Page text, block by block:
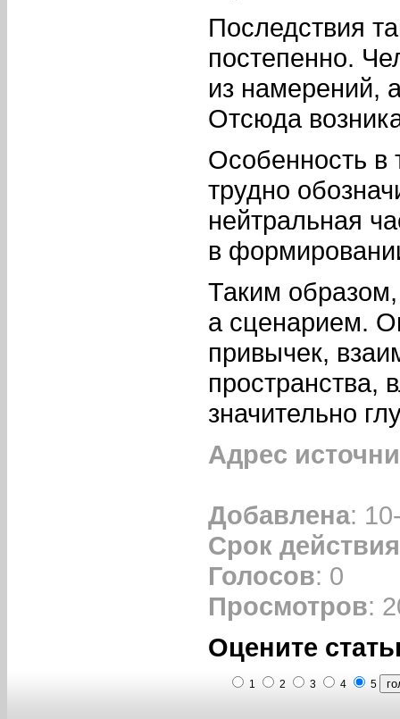
Последствия
постепенно.
из намерений,
Отсюда
Особенность в
трудно
нейтральная
в
Таким
а сценарием.
привычек,
пространства,
значительно
Адрес
Добавлена:
Срок действия
Голосов: 0
Просмотров:
Оцените
1 2 3 4 5